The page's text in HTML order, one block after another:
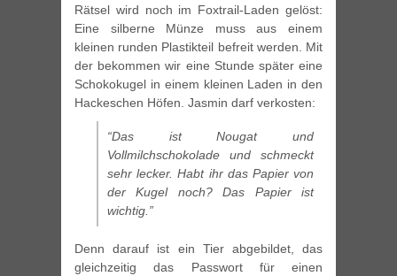
Rätsel wird noch im Foxtrail-Laden gelöst:
Eine silberne Münze muss aus einem
kleinen runden Plastikteil befreit werden. Mit
der bekommen wir eine Stunde später eine
Schokokugel in einem kleinen Laden in den
Hackeschen Höfen. Jasmin darf verkosten:
“Das ist Nougat und
Vollmilchschokolade und schmeckt
sehr lecker. Habt ihr das Papier von
der Kugel noch? Das Papier ist
wichtig.”
Denn darauf ist ein Tier abgebildet, das
gleichzeitig das Passwort für einen